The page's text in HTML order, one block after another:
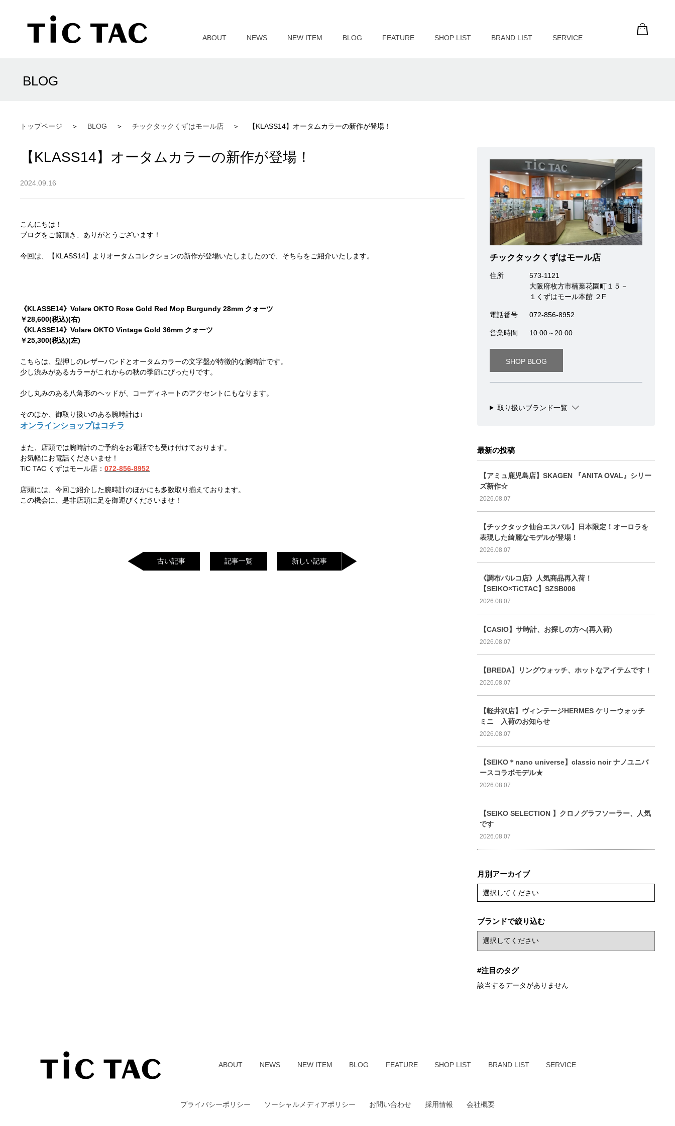
ABOUT NEWS NEW ITEM BLOG FEATURE SHOP LIST BRAND LIST SERVICE
トップページ BLOG チックタックくずはモール店 【KLASS14】オータムカラーの新作が登場！
BLOG
【KLASS14】オータムカラーの新作が登場！
2024.09.16
こんにちは！
ブログをご覧頂き、ありがとうございます！
今回は、【KLASS14】よりオータムコレクションの新作が登場いたしましたので、そちらをご紹介いたします。
《KLASSE14》Volare OKTO Rose Gold Red Mop Burgundy 28mm クォーツ
￥28,600(税込)(右)
《KLASSE14》Volare OKTO Vintage Gold 36mm クォーツ
￥25,300(税込)(左)
こちらは、型押しのレザーバンドとオータムカラーの文字盤が特徴的な腕時計です。
少し渋みがあるカラーがこれからの秋の季節にぴったりです。
少し丸みのある八角形のヘッドが、コーディネートのアクセントにもなります。
そのほか、御取り扱いのある腕時計は↓
オンラインショップはコチラ
また、店頭では腕時計のご予約をお電話でも受け付けております。
お気軽にお電話くださいませ！
TiC TAC くずはモール店：072-856-8952
店頭には、今回ご紹介した腕時計のほかにも多数取り揃えております。
この機会に、是非店頭に足を御運びくださいませ！
古い記事 記事一覧 新しい記事
チックタックくずはモール店
住所
573-1121
大阪府枚方市楠葉花園町１５－
１くずはモール本館 ２F
電話番号 072-856-8952
営業時間 10:00～20:00
SHOP BLOG
取り扱いブランド一覧
最新の投稿
【アミュ鹿児島店】SKAGEN 『ANITA OVAL』シリー
ズ新作☆
2026.08.07
【チックタック仙台エスパル】日本限定！オーロラを
表現した綺麗なモデルが登場！
2026.08.07
《調布パルコ店》人気商品再入荷！
【SEIKO×TiCTAC】SZSB006
2026.08.07
【CASIO】サ時計、お探しの方へ(再入荷)
2026.08.07
【BREDA】リングウォッチ、ホットなアイテムです！
2026.08.07
【軽井沢店】ヴィンテージHERMES ケリーウォッチ
ミニ 入荷のお知らせ
2026.08.07
【SEIKO＊nano universe】classic noir ナノユニバ
ースコラボモデル★
2026.08.07
【SEIKO SELECTION 】クロノグラフソーラー、人気
です
2026.08.07
月別アーカイブ
選択してください
ブランドで絞り込む
#注目のタグ
該当するデータがありません
ABOUT NEWS NEW ITEM BLOG FEATURE SHOP LIST BRAND LIST SERVICE
プライバシーポリシー ソーシャルメディアポリシー お問い合わせ 採用情報 会社概要